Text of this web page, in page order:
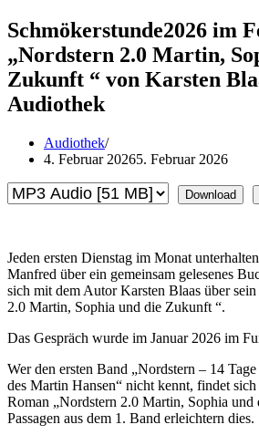
Schmökerstunde2026 im
„Nordstern 2.0 Martin,
Zukunft “ von Karsten
Audiothek
Audiothek
4. Februar 20265. Februar 2026
Download
Jeden ersten Dienstag im Monat
Manfred über ein gemeinsam gelesenes
sich mit dem Autor Karsten Blaas über
2.0 Martin, Sophia und die Zukunft “.
Das Gespräch wurde im Januar 2026 im
Wer den ersten Band „Nordstern – 14
des Martin Hansen“ nicht kennt, findet
Roman „Nordstern 2.0 Martin, Sophia und
Passagen aus dem 1. Band erleichtern dies.